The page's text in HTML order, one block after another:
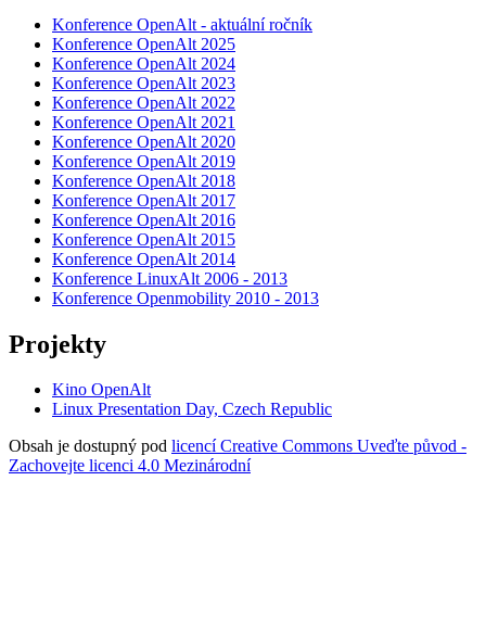
Konference OpenAlt - aktuální ročník
Konference OpenAlt 2025
Konference OpenAlt 2024
Konference OpenAlt 2023
Konference OpenAlt 2022
Konference OpenAlt 2021
Konference OpenAlt 2020
Konference OpenAlt 2019
Konference OpenAlt 2018
Konference OpenAlt 2017
Konference OpenAlt 2016
Konference OpenAlt 2015
Konference OpenAlt 2014
Konference LinuxAlt 2006 - 2013
Konference Openmobility 2010 - 2013
Projekty
Kino OpenAlt
Linux Presentation Day, Czech Republic
Obsah je dostupný pod licencí Creative Commons Uveďte původ -
Zachovejte licenci 4.0 Mezinárodní